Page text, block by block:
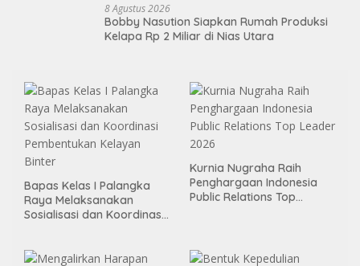
8 Agustus 2026
Bobby Nasution Siapkan Rumah Produksi
Kelapa Rp 2 Miliar di Nias Utara
Bapas Kelas I Palangka
Raya Melaksanakan
Sosialisasi dan Koordinasi
Kurnia Nugraha Raih
Penghargaan Indonesia
Public Relations Top